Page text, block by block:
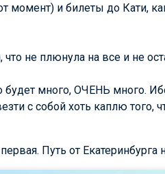
момент) и билеты до Кати,
что не плюнула на все и не
много, ОЧЕНЬ много.
с собой хоть каплю
Путь от Екатеринбурга